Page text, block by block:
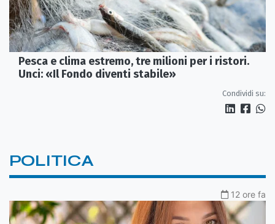
Pesca e clima estremo, tre milioni per i ristori.
Unci: «Il Fondo diventi stabile»
Condividi su:
POLITICA
12 ore fa